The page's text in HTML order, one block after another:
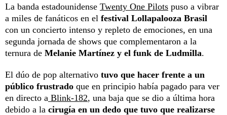
La banda estadounidense Twenty One Pilots puso a vibrar
a miles de fanáticos en el festival Lollapalooza Brasil
con un concierto intenso y repleto de emociones, en una
segunda jornada de shows que complementaron a la
ternura de Melanie Martínez y el funk de Ludmilla.
El dúo de pop alternativo tuvo que hacer frente a un
público frustrado que en principio había pagado para ver
en directo a Blink-182, una baja que se dio a última hora
debido a la cirugía en un dedo que tuvo que realizarse